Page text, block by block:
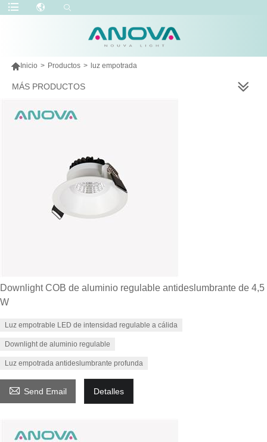
Inicio > Productos > luz empotrada
MÁS PRODUCTOS
Downlight COB de aluminio regulable antideslumbrante de 4,5
W
Luz empotrable LED de intensidad regulable a cálida
Downlight de aluminio regulable
Luz empotrada antideslumbrante profunda
 Send Email Detalles